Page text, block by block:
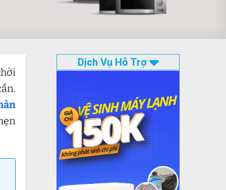
Dịch Vụ Hỗ Trợ